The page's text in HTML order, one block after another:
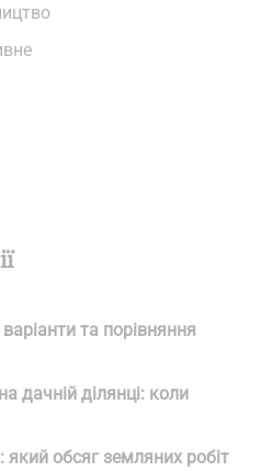
варіанти та порівняння
дачній ділянці: коли
обсяг земляних робіт